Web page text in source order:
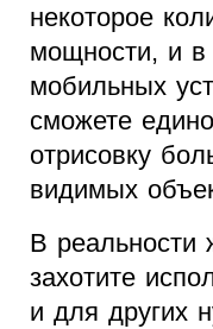
некоторое
мощности, и в
мобильных
сможете
отрисовку
видимых
В реальности
захотите
и для других